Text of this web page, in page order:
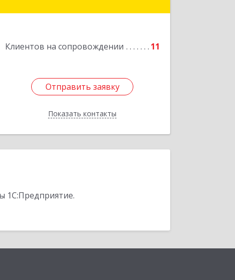
Клиентов на сопровождении 11
Отправить заявку
Показать контакты
Отправить заявку
Назад
1С:Предприятие.